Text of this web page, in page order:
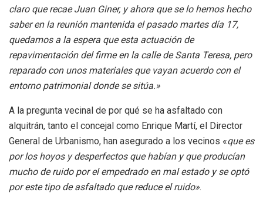
claro que recae Juan Giner, y ahora que se lo hemos hecho
saber en la reunión mantenida el pasado martes día 17,
quedamos a la espera que esta actuación de
repavimentación del firme en la calle de Santa Teresa, pero
reparado con unos materiales que vayan acuerdo con el
entorno patrimonial donde se sitúa.»
A la pregunta vecinal de por qué se ha asfaltado con
alquitrán, tanto el concejal como Enrique Martí, el Director
General de Urbanismo, han asegurado a los vecinos «que es
por los hoyos y desperfectos que habían y que producían
mucho de ruido por el empedrado en mal estado y se optó
por este tipo de asfaltado que reduce el ruido».